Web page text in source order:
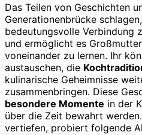
Das Teilen von Geschichten
Generationenbrücke
bedeutungsvolle Verbindung
und ermöglicht es
voneinander zu lernen. Ihr
austauschen, die
kulinarische Geheimnisse
zusammenbringen. Diese
besondere Momente in der
über die Zeit bewahrt
vertiefen, probiert folgende